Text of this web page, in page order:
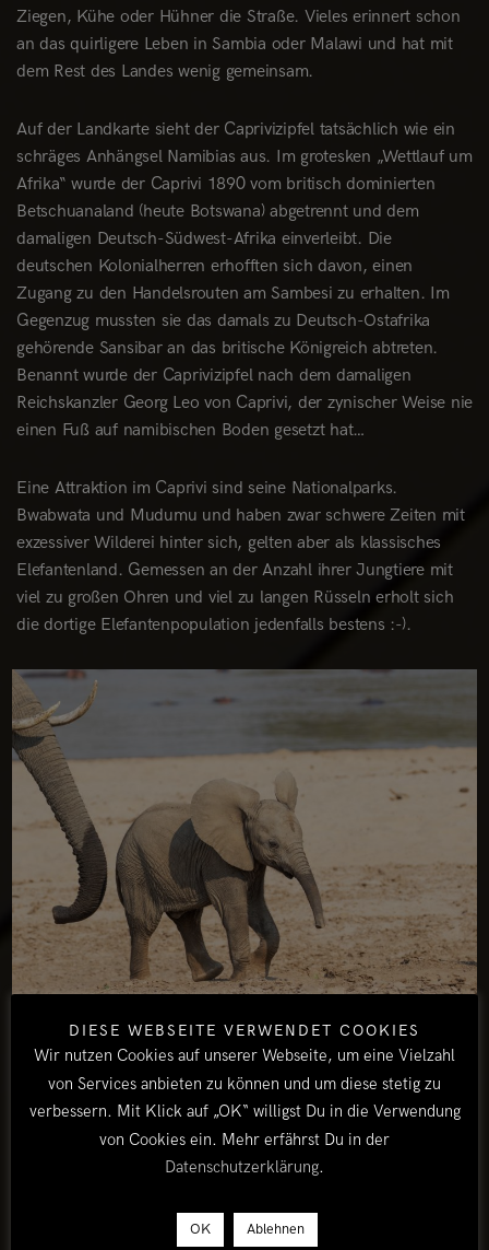
Ziegen, Kühe oder Hühner die Straße. Vieles erinnert schon
an das quirligere Leben in Sambia oder Malawi und hat mit
dem Rest des Landes wenig gemeinsam.
Auf der Landkarte sieht der Caprivizipfel tatsächlich wie ein
schräges Anhängsel Namibias aus. Im grotesken „Wettlauf um
Afrika“ wurde der Caprivi 1890 vom britisch dominierten
Betschuanaland (heute Botswana) abgetrennt und dem
damaligen Deutsch-Südwest-Afrika einverleibt. Die
deutschen Kolonialherren erhofften sich davon, einen
Zugang zu den Handelsrouten am Sambesi zu erhalten. Im
Gegenzug mussten sie das damals zu Deutsch-Ostafrika
gehörende Sansibar an das britische Königreich abtreten.
Benannt wurde der Caprivizipfel nach dem damaligen
Reichskanzler Georg Leo von Caprivi, der zynischer Weise nie
einen Fuß auf namibischen Boden gesetzt hat…
Eine Attraktion im Caprivi sind seine Nationalparks.
Bwabwata und Mudumu und haben zwar schwere Zeiten mit
exzessiver Wilderei hinter sich, gelten aber als klassisches
Elefantenland. Gemessen an der Anzahl ihrer Jungtiere mit
viel zu großen Ohren und viel zu langen Rüsseln erholt sich
die dortige Elefantenpopulation jedenfalls bestens :-).
DIESE WEBSEITE VERWENDET COOKIES
Wir nutzen Cookies auf unserer Webseite, um eine Vielzahl
von Services anbieten zu können und um diese stetig zu
verbessern. Mit Klick auf „OK“ willigst Du in die Verwendung
von Cookies ein. Mehr erfährst Du in der
Datenschutzerklärung.
OK Ablehnen